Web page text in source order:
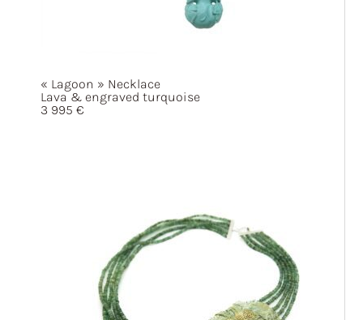
« Lagoon » Necklace
Lava & engraved turquoise
3 995 €